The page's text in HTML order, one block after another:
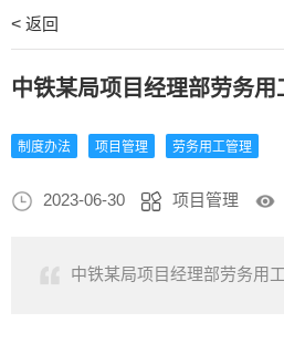
< 返回
中铁某局项目经理部劳务用
制度办法 项目管理 劳务用工管理
2023-06-30 项目管理
中铁某局项目经理部劳务用